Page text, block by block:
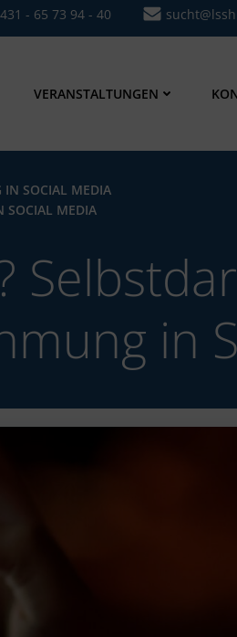
- 65 73 94 - 40
VERANSTALTUNGEN
IN SOCIAL MEDIA
SOCIAL MEDIA
in